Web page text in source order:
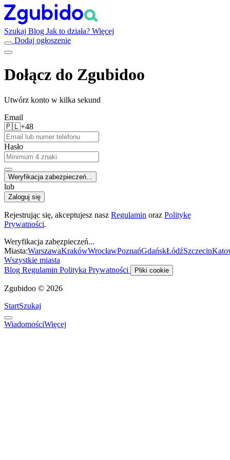
Szukaj Blog Jak to działa? Więcej
Dodaj ogłoszenie
Dołącz do Zgubidoo
Utwórz konto w kilka sekund
Email
🇵🇱+48
Hasło
Weryfikacja zabezpieczeń...
lub
Zaloguj się
Rejestrując się, akceptujesz nasz Regulamin oraz Politykę
Prywatności.
Weryfikacja zabezpieczeń...
Miasta:WarszawaKrakówWrocławPoznańGdańskŁódźSzczecin
Wszystkie miasta
Blog Regulamin Polityka Prywatności Pliki cookie
Zgubidoo © 2026
StartSzukaj
WiadomościWięcej